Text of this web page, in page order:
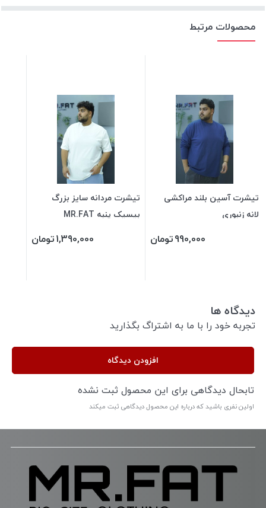
محصولات مرتبط
تیشرت آسین بلند مراکشی
لانه زنبوری
990,000تومان
تیشرت مردانه سایز بزرگ
بیسیک پنبه MR.FAT
1,390,000تومان
دیدگاه ها
تجربه خود را با ما به اشتراگ بگذارید
افزودن دیدگاه
تابحال دیدگاهی برای این محصول ثبت نشده
اولین نفری باشید که درباره این محصول دیدگاهی ثبت میکند